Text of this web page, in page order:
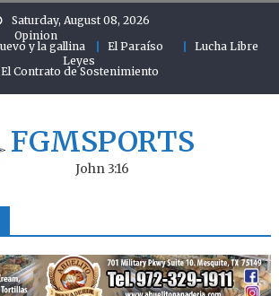
Saturday, August 08, 2026
Opinion
y la gallina El Paraíso
Lucha Libre
Leyes
El Contrato de Sostenimiento
FGMSPORTS
John 3:16